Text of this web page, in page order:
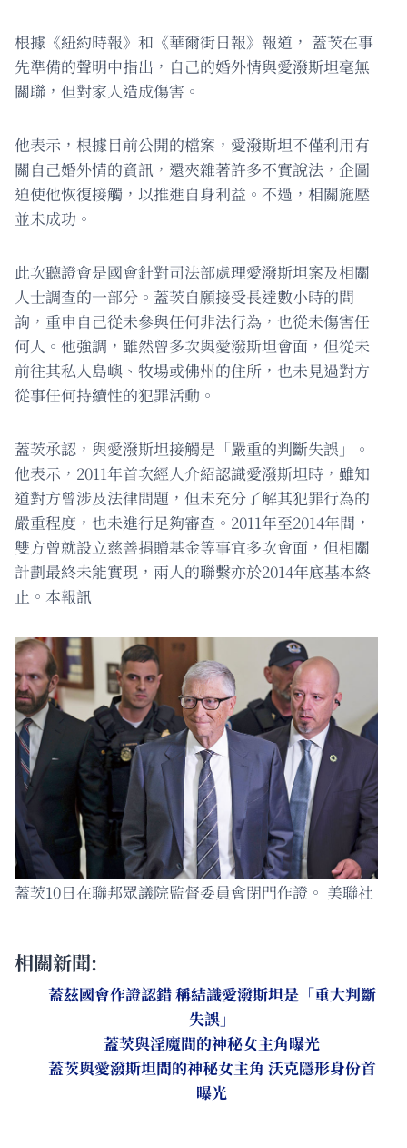
根據《紐約時報》和《華爾街日報》報道， 蓋茨在事
先準備的聲明中指出，自己的婚外情與愛潑斯坦毫無
關聯，但對家人造成傷害。
他表示，根據目前公開的檔案，愛潑斯坦不僅利用有
關自己婚外情的資訊，還夾雜著許多不實說法，企圖
迫使他恢復接觸，以推進自身利益。不過，相關施壓
並未成功。
此次聽證會是國會針對司法部處理愛潑斯坦案及相關
人士調查的一部分。蓋茨自願接受長達數小時的問
詢，重申自己從未參與任何非法行為，也從未傷害任
何人。他強調，雖然曾多次與愛潑斯坦會面，但從未
前往其私人島嶼、牧場或佛州的住所，也未見過對方
從事任何持續性的犯罪活動。
蓋茨承認，與愛潑斯坦接觸是「嚴重的判斷失誤」。
他表示，2011年首次經人介紹認識愛潑斯坦時，雖知
道對方曾涉及法律問題，但未充分了解其犯罪行為的
嚴重程度，也未進行足夠審查。2011年至2014年間，
雙方曾就設立慈善捐贈基金等事宜多次會面，但相關
計劃最終未能實現，兩人的聯繫亦於2014年底基本終
止。本報訊
蓋茨10日在聯邦眾議院監督委員會閉門作證。 美聯社
相關新聞:
蓋茲國會作證認錯 稱結識愛潑斯坦是「重大判斷
失誤」
蓋茨與淫魔間的神秘女主角曝光
蓋茨與愛潑斯坦間的神秘女主角 沃克隱形身份首
曝光